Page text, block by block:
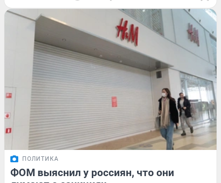
ПОЛИТИКА
ФОМ выяснил у россиян, что они